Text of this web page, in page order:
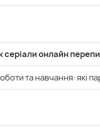
серіали онлайн
та навчання: які